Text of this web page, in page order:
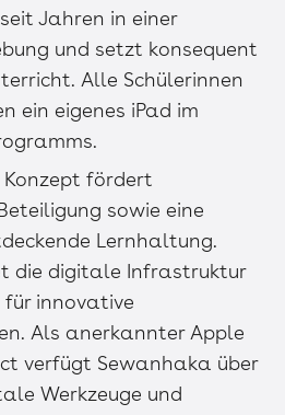
Jahren in einer
und setzt konsequent
Alle Schülerinnen
ein eigenes iPad im
fördert
sowie eine
Lernhaltung.
die digitale Infrastruktur
für innovative
Als anerkannter Apple
verfügt Sewanhaka über
Werkzeuge und